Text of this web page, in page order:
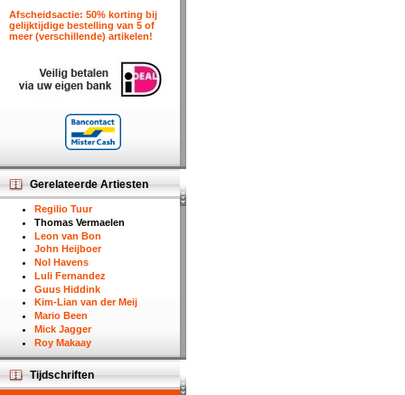
Afscheidsactie: 50% korting bij
gelijktijdige bestelling van 5 of
meer (verschillende) artikelen!
Gerelateerde Artiesten
Regilio Tuur
Thomas Vermaelen
Leon van Bon
John Heijboer
Nol Havens
Luli Fernandez
Guus Hiddink
Kim-Lian van der Meij
Mario Been
Mick Jagger
Roy Makaay
Tijdschriften